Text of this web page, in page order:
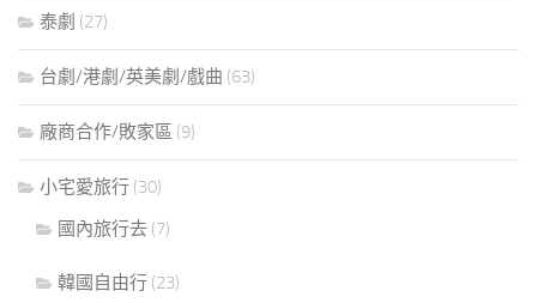
泰劇 (27)
台劇/港劇/英美劇/戲曲 (63)
廠商合作/敗家區 (9)
小宅愛旅行 (30)
國內旅行去 (7)
韓國自由行 (23)